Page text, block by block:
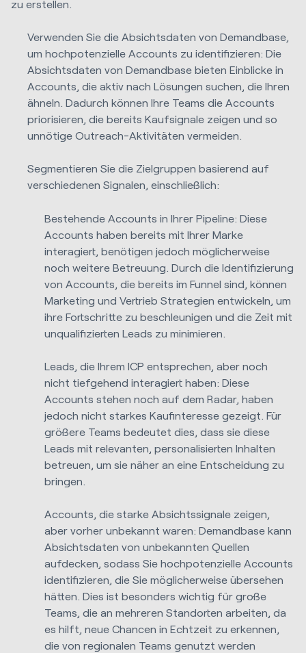
zu erstellen.
Verwenden Sie die Absichtsdaten von Demandbase,
um hochpotenzielle Accounts zu identifizieren: Die
Absichtsdaten von Demandbase bieten Einblicke in
Accounts, die aktiv nach Lösungen suchen, die Ihren
ähneln. Dadurch können Ihre Teams die Accounts
priorisieren, die bereits Kaufsignale zeigen und so
unnötige Outreach-Aktivitäten vermeiden.
Segmentieren Sie die Zielgruppen basierend auf
verschiedenen Signalen, einschließlich:
Bestehende Accounts in Ihrer Pipeline: Diese
Accounts haben bereits mit Ihrer Marke
interagiert, benötigen jedoch möglicherweise
noch weitere Betreuung. Durch die Identifizierung
von Accounts, die bereits im Funnel sind, können
Marketing und Vertrieb Strategien entwickeln, um
ihre Fortschritte zu beschleunigen und die Zeit mit
unqualifizierten Leads zu minimieren.
Leads, die Ihrem ICP entsprechen, aber noch
nicht tiefgehend interagiert haben: Diese
Accounts stehen noch auf dem Radar, haben
jedoch nicht starkes Kaufinteresse gezeigt. Für
größere Teams bedeutet dies, dass sie diese
Leads mit relevanten, personalisierten Inhalten
betreuen, um sie näher an eine Entscheidung zu
bringen.
Accounts, die starke Absichtssignale zeigen,
aber vorher unbekannt waren: Demandbase kann
Absichtsdaten von unbekannten Quellen
aufdecken, sodass Sie hochpotenzielle Accounts
identifizieren, die Sie möglicherweise übersehen
hätten. Dies ist besonders wichtig für große
Teams, die an mehreren Standorten arbeiten, da
es hilft, neue Chancen in Echtzeit zu erkennen,
die von regionalen Teams genutzt werden